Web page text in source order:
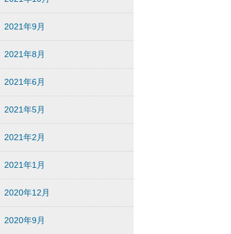
2021年9月
2021年8月
2021年6月
2021年5月
2021年2月
2021年1月
2020年12月
2020年9月